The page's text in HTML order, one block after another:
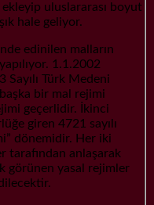
ekleyip uluslararası boyut
hale geliyor.
edinilen malların
1.1.2002
Türk Medeni
bir mal rejimi
geçerlidir. İkinci
giren 4721 sayılı
dönemidir. Her iki
tarafından anlaşarak
görünen yasal rejimler